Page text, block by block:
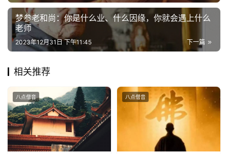
益
慈
善
教
物
寺
院
巡
注册
梦参老和尚：你是什么业、什么因缘，你就会遇上什么
老师
下一篇
2023年12月31日 下午11:45
相关推荐
八点僧音 八点僧音